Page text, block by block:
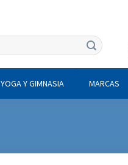
YOGA Y GIMNASIA MARCAS